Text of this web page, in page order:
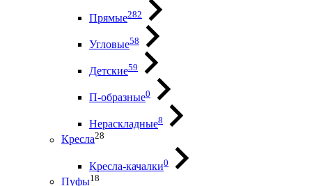
Прямые282
Угловые58
Детские59
П-образные0
Нераскладные8
Кресла28
Кресла-качалки0
Пуфы18